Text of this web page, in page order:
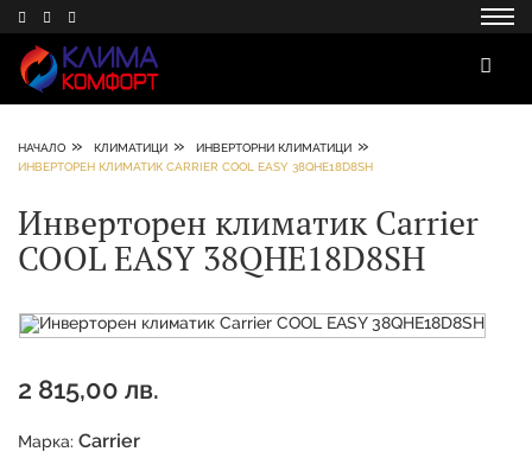
НАЧАЛО » КЛИМАТИЦИ » ИНВЕРТОРНИ КЛИМАТИЦИ »
ИНВЕРТОРЕН КЛИМАТИК CARRIER COOL EASY 38QHE18D8SH
Инверторен климатик Carrier
COOL EASY 38QHE18D8SH
2 815,00 лв.
Марка: Carrier